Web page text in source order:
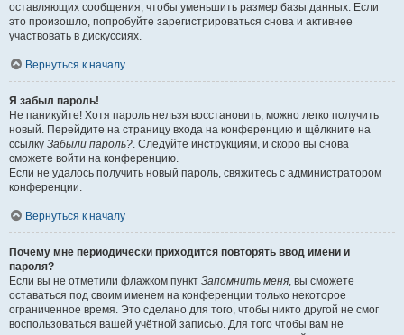
оставляющих сообщения, чтобы уменьшить размер базы данных. Если
это произошло, попробуйте зарегистрироваться снова и активнее
участвовать в дискуссиях.
Вернуться к началу
Я забыл пароль!
Не паникуйте! Хотя пароль нельзя восстановить, можно легко получить
новый. Перейдите на страницу входа на конференцию и щёлкните на
ссылку Забыли пароль?. Следуйте инструкциям, и скоро вы снова
сможете войти на конференцию.
Если не удалось получить новый пароль, свяжитесь с администратором
конференции.
Вернуться к началу
Почему мне периодически приходится повторять ввод имени и
пароля?
Если вы не отметили флажком пункт Запомнить меня, вы сможете
оставаться под своим именем на конференции только некоторое
ограниченное время. Это сделано для того, чтобы никто другой не смог
воспользоваться вашей учётной записью. Для того чтобы вам не